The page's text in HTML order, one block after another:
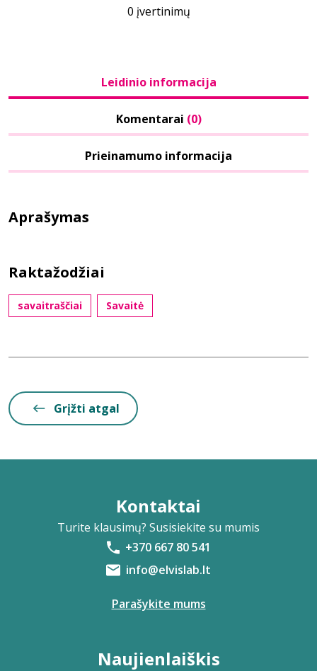
0 įvertinimų
Leidinio informacija
Komentarai (0)
Prieinamumo informacija
Aprašymas
Raktažodžiai
savaitraščiai Savaitė
Grįžti atgal
Kontaktai
Turite klausimų? Susisiekite su mumis
+370 667 80 541
info@elvislab.lt
Parašykite mums
Naujienlaiškis